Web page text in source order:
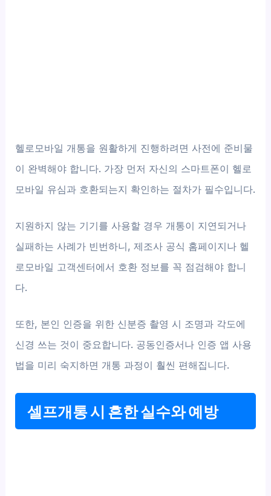
헬로모바일 개통을 원활하게 진행하려면 사전에 준비물
이 완벽해야 합니다. 가장 먼저 자신의 스마트폰이 헬로
모바일 유심과 호환되는지 확인하는 절차가 필수입니다.
지원하지 않는 기기를 사용할 경우 개통이 지연되거나
실패하는 사례가 빈번하니, 제조사 공식 홈페이지나 헬
로모바일 고객센터에서 호환 정보를 꼭 점검해야 합니
다.
또한, 본인 인증을 위한 신분증 촬영 시 조명과 각도에
신경 쓰는 것이 중요합니다. 공동인증서나 인증 앱 사용
법을 미리 숙지하면 개통 과정이 훨씬 편해집니다.
셀프개통 시 흔한 실수와 예방